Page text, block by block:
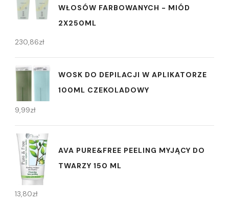
WŁOSÓW FARBOWANYCH - MIÓD
2X250ML
230,86zł
WOSK DO DEPILACJI W APLIKATORZE
100ML CZEKOLADOWY
9,99zł
AVA PURE&FREE PEELING MYJĄCY DO
TWARZY 150 ML
13,80zł